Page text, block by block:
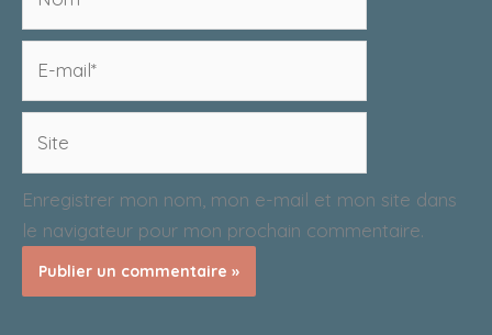
mail*
Enregistrer mon nom, mon e-mail et mon site dans
le navigateur pour mon prochain commentaire.